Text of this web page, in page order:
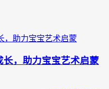
，助力宝宝艺术启蒙